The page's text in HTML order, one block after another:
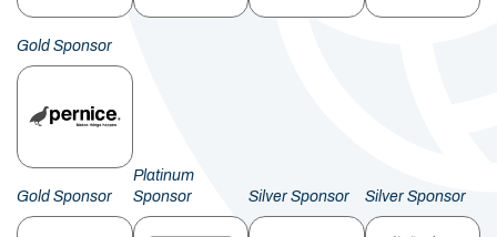
Gold Sponsor
Gold Sponsor
Platinum
Sponsor
Silver Sponsor Silver Sponsor